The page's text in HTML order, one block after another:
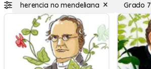
herencia no mendeliana Grado 7